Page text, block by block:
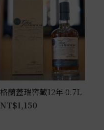
格蘭蓋瑞窖藏12年 0.7L
NT$1,150